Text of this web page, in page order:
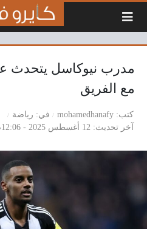
مدرب نيوكاسل يتحدث
مع الفريق
كتب mohamedhanafy في
رياضة
آخر تحديث
12 أغسطس 2025 - 12:06ص